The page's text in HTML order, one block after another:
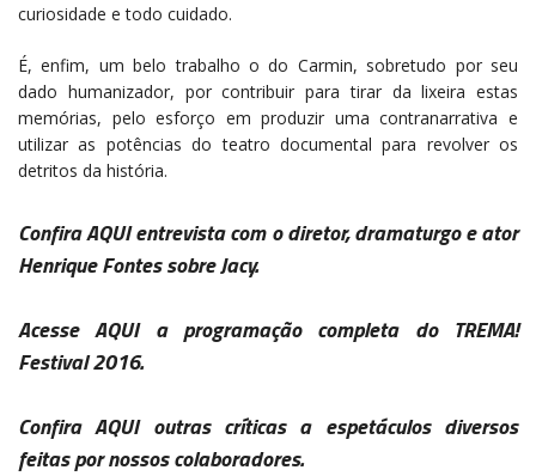
curiosidade e todo cuidado.
É, enfim, um belo trabalho o do Carmin, sobretudo por seu
dado humanizador, por contribuir para tirar da lixeira estas
memórias, pelo esforço em produzir uma contranarrativa e
utilizar as potências do teatro documental para revolver os
detritos da história.
ConfiraAQUIentrevista com o diretor, dramaturgo e ator
Henrique Fontes sobre Jacy.
AcesseAQUIa programação completa do TREMA!
Festival 2016.
ConfiraAQUIoutras críticas a espetáculos diversos
feitas por nossos colaboradores.